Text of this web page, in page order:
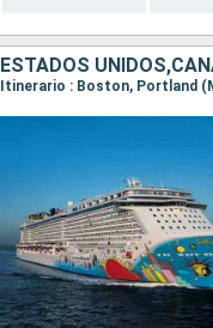
ESTADOS
Itinerario : Boston, Portland